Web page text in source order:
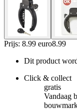
Prijs: 8.99 euro8.99
Dit product
Click & collect
gratis
Vandaag